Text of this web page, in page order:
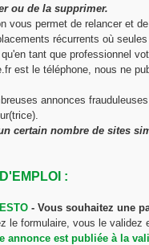
ou de la supprimer.
vous permet de relancer et
récurrents où
tant que professionnel
est le téléphone, nous ne
annonces
certain nombre de sites
:
- Vous souhaitez une
le formulaire, vous le validez
annonce est publiée à la